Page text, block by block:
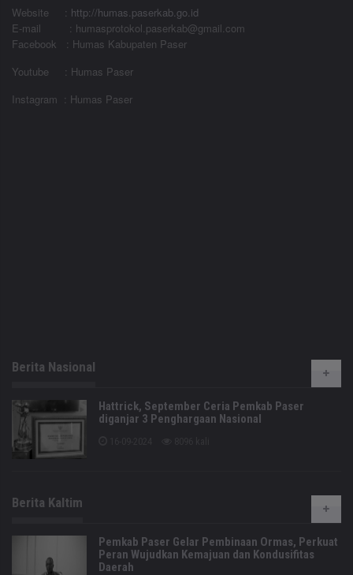
Website
: http://humas.paserkab.go.id
E-mail : humasprotokol.paserkab@gmail.com
Facebook : Humas Kabupaten Paser
Youtube : Humas Paser
Instagram : Humas Paser
Berita Nasional
Hattrick, September Ceria Pemkab Paser
diganjar 3 Penghargaan Nasional
Berita Kaltim
Pemkab Paser Gelar Pembinaan Ormas, Perkuat
Peran Wujudkan Kemajuan dan Kondusifitas
Daerah